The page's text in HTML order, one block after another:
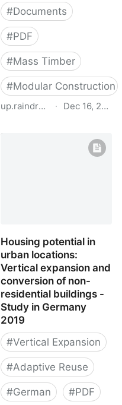
#Documents
#PDF
#Mass Timber
#Modular Construction
up.raindrop.io· Dec 16, 2022
Housing potential in
urban locations:
Vertical expansion and
conversion of non-
residential buildings -
Study in Germany
2019
#Vertical Expansion
#Adaptive Reuse
#German #PDF